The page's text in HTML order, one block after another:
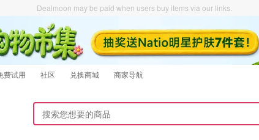
Dealmoon may be paid when users buy items via our links.
费试用 社区 兑换商城 商家导航